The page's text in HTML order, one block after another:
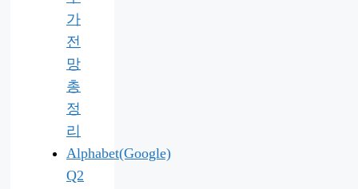
가
전
망
총
정
리
Alphabet(Google)
Q2